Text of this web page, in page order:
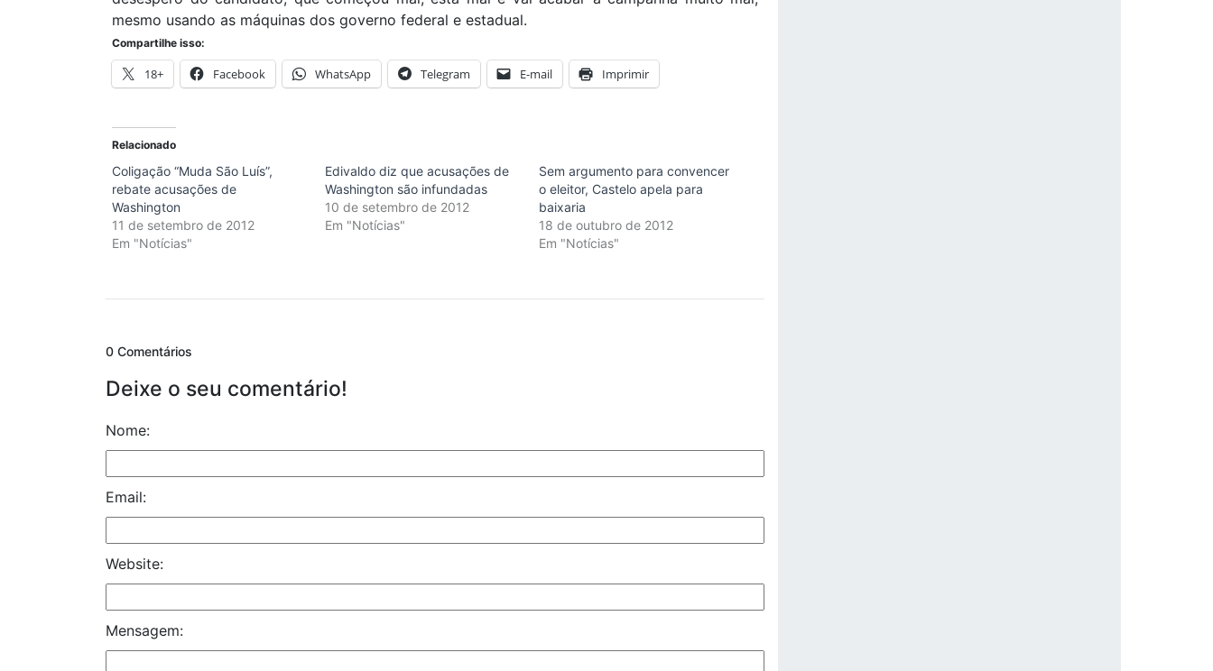
mesmo usando as máquinas dos governo federal e estadual.
Compartilhe isso:
18+ Facebook WhatsApp Telegram E-mail Imprimir
Relacionado
Coligação “Muda São Luís”,
rebate acusações de
Washington
11 de setembro de 2012
Em "Notícias"
Edivaldo diz que acusações de
Washington são infundadas
10 de setembro de 2012
Em "Notícias"
Sem argumento para convencer
o eleitor, Castelo apela para
baixaria
18 de outubro de 2012
Em "Notícias"
0 Comentários
Deixe o seu comentário!
Nome:
Email:
Website:
Mensagem: